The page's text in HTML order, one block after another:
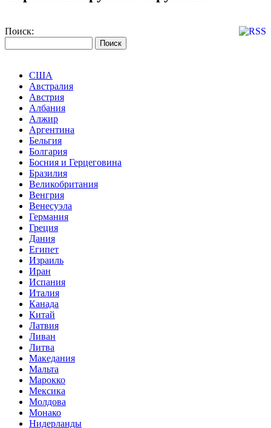
Поиск:
США
Австралия
Австрия
Албания
Алжир
Аргентина
Бельгия
Болгария
Босния и Герцеговина
Бразилия
Великобритания
Венгрия
Венесуэла
Германия
Греция
Дания
Египет
Израиль
Иран
Испания
Италия
Канада
Китай
Латвия
Ливан
Литва
Македания
Мальта
Марокко
Мексика
Молдова
Монако
Нидерланды